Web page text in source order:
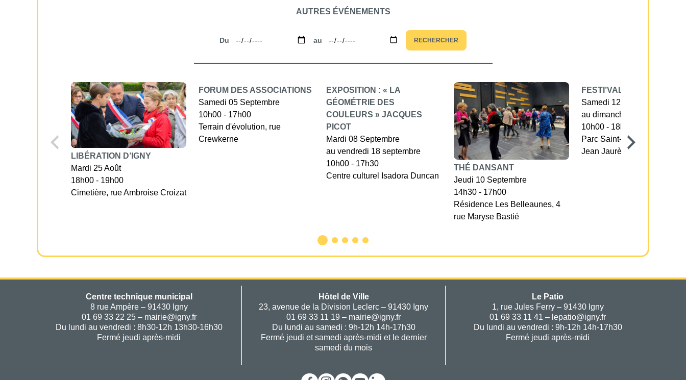
AUTRES ÉVÉNEMENTS
Du au RECHERCHER
LIBÉRATION D’IGNY
Mardi 25 Août
18h00 - 19h00
Cimetière, rue Ambroise Croizat
FORUM DES ASSOCIATIONS
Samedi 05 Septembre
10h00 - 17h00
Terrain d'évolution, rue
Crewkerne
EXPOSITION : « LA
GÉOMÉTRIE DES
COULEURS » JACQUES
PICOT
Mardi 08 Septembre
au vendredi 18 septembre
10h00 - 17h30
Centre culturel Isadora Duncan
THÉ DANSANT
Jeudi 10 Septembre
14h30 - 17h00
Résidence Les Belleaunes, 4
rue Maryse Bastié
FESTI’VALLÉE
Samedi 12 Septembre
au dimanche 13 septembre
10h00 - 18h30
Parc Saint-Nicolas, avenue
Jean Jaurès
Centre technique municipal
8 rue Ampère – 91430 Igny
01 69 33 22 25 – mairie@igny.fr
Du lundi au vendredi : 8h30-12h 13h30-16h30
Fermé jeudi après-midi
Hôtel de Ville
23, avenue de la Division Leclerc – 91430 Igny
01 69 33 11 19 – mairie@igny.fr
Du lundi au samedi : 9h-12h 14h-17h30
Fermé jeudi et samedi après-midi et le dernier
samedi du mois
Le Patio
1, rue Jules Ferry – 91430 Igny
01 69 33 11 41 – lepatio@igny.fr
Du lundi au vendredi : 9h-12h 14h-17h30
Fermé jeudi après-midi